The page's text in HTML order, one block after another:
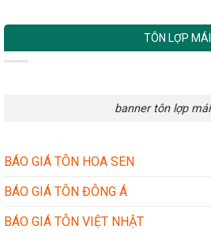
TÔN LỢP MÁI
banner tôn lợp mái
BÁO GIÁ TÔN HOA SEN
BÁO GIÁ TÔN ĐÔNG Á
BÁO GIÁ TÔN VIỆT NHẬT